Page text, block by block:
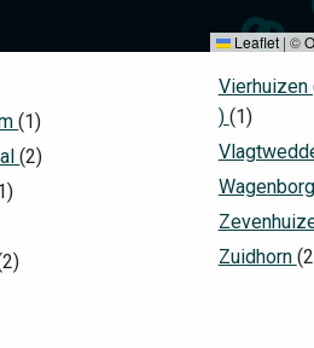
Leaflet | ©
(1)
(2)
Vierhuizen
) (1)
Zuidhorn